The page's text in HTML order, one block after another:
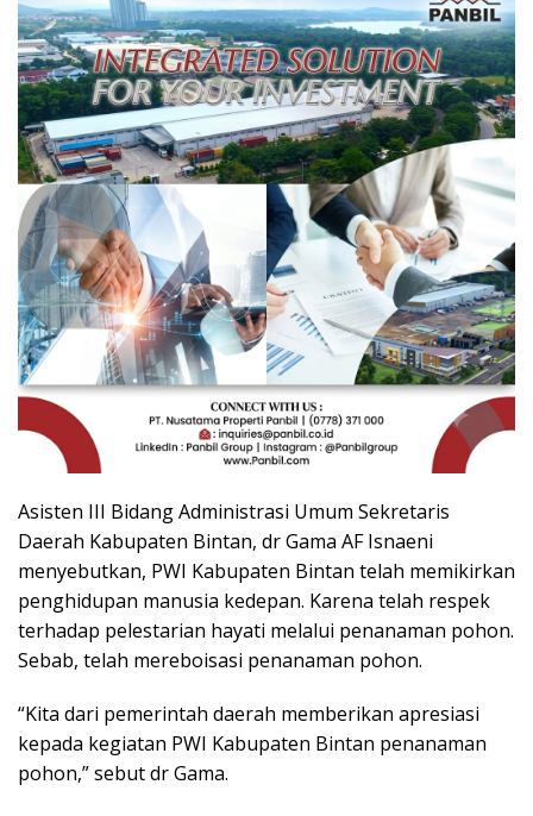
Asisten III Bidang Administrasi Umum Sekretaris
Daerah Kabupaten Bintan, dr Gama AF Isnaeni
menyebutkan, PWI Kabupaten Bintan telah memikirkan
penghidupan manusia kedepan. Karena telah respek
terhadap pelestarian hayati melalui penanaman pohon.
Sebab, telah mereboisasi penanaman pohon.
“Kita dari pemerintah daerah memberikan apresiasi
kepada kegiatan PWI Kabupaten Bintan penanaman
pohon,” sebut dr Gama.